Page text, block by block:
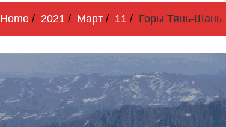
Home 2021 Март 11 Горы Тянь-Шань